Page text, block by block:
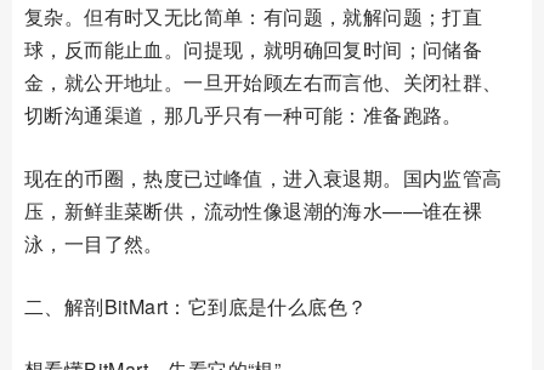
复杂。但有时又无比简单：有问题，就解问题；打直
球，反而能止血。问提现，就明确回复时间；问储备
金，就公开地址。一旦开始顾左右而言他、关闭社群、
切断沟通渠道，那几乎只有一种可能：准备跑路。
现在的币圈，热度已过峰值，进入衰退期。国内监管高
压，新鲜韭菜断供，流动性像退潮的海水——谁在裸
泳，一目了然。
二、解剖BitMart：它到底是什么底色？